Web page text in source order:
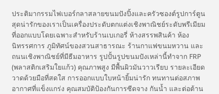
ประติมากรรมไฟเบอร์กลาสลายขนมปังปิ้งและครัวซองต์รูปการ์ตูน
สุดน่ารักของเราเป็นเครื่องประดับตกแต่งเชิงพาณิชย์ระดับพรีเมียม
ที่ออกแบบโดยเฉพาะสำหรับร้านเบเกอรี่ ห้างสรรพสินค้า ห้อง
นิทรรศการ ภูมิทัศน์ของสวนสาธารณะ ร้านกาแฟขนมหวาน และ
ถนนเชิงพาณิชย์ที่มีธีมอาหาร รูปปั้นรูปขนมปังเหล่านี้ทำจาก FRP
(พลาสติกเสริมใยแก้ว) คุณภาพสูง มีพื้นผิวมันวาวเรียบ รายละเอียด
วาดด้วยมือที่สดใส การออกแบบใบหน้ายิ้มน่ารัก ทนทานต่อสภาพ
อากาศที่แข็งแกร่ง คุณสมบัติป้องกันการซีดจาง กันน้ำ และต่อต้าน